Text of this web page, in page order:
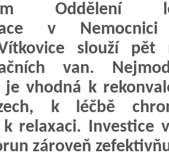
Oddělení
v Nemocnici
Vítkovice slouží pět
van.
je vhodná k
k léčbě
relaxaci. Investice
zároveň